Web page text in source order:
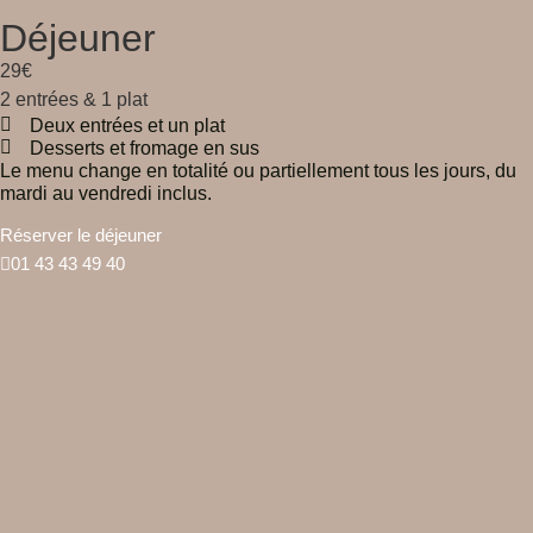
Déjeuner
29€
2 entrées & 1 plat
Deux entrées et un plat
Desserts et fromage en sus
Le menu change en totalité ou partiellement tous les jours, du
mardi au vendredi inclus.
Réserver le déjeuner
01 43 43 49 40